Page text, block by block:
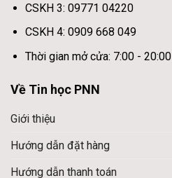
CSKH 3: 09771 04220
CSKH 4: 0909 668 049
Thời gian mở cửa: 7:00 - 20:00
Về Tin học PNN
Giới thiệu
Hướng dẫn đặt hàng
Hướng dẫn thanh toán